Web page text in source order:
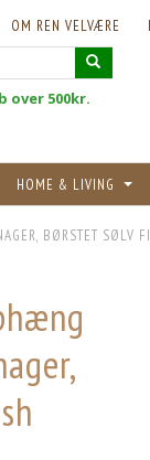
OM REN VELVÆRE
over 500kr.
HOME & LIVING
BØRSTET SØLV